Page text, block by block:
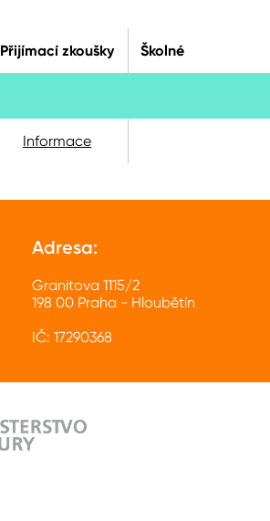
Přijímací zkoušky Školné
Informace
Adresa:
Granitova 1115/2
198 00 Praha - Hloubětín
IČ: 17290368